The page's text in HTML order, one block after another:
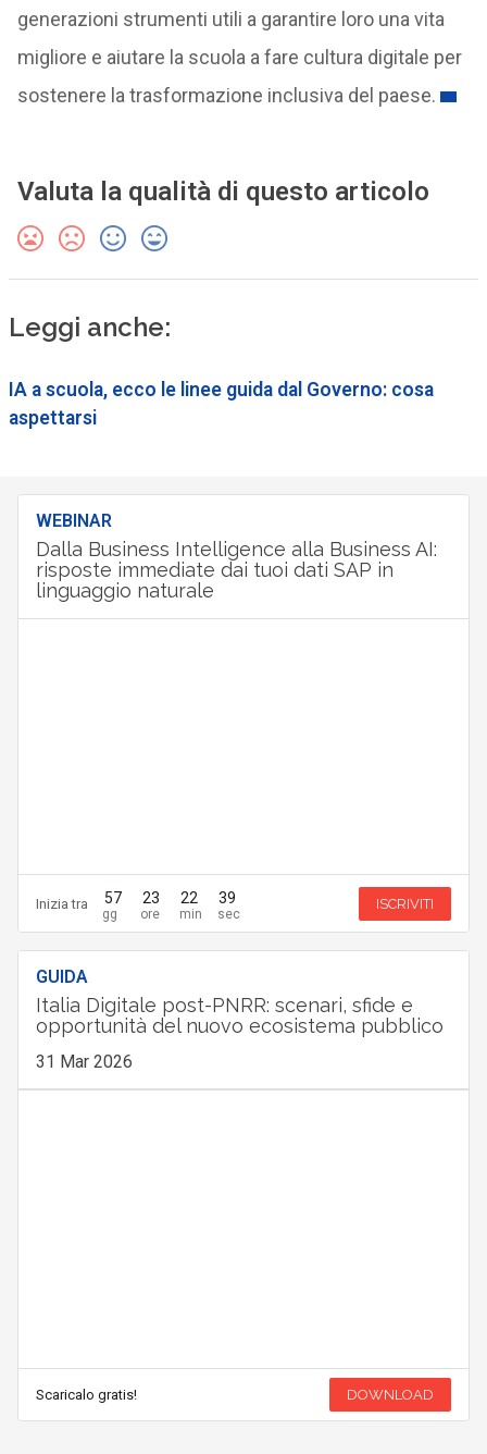
generazioni strumenti utili a garantire loro una vita
migliore e aiutare la scuola a fare cultura digitale per
sostenere la trasformazione inclusiva del paese.
Valuta la qualità di questo articolo
Leggi anche:
IA a scuola, ecco le linee guida dal Governo: cosa
aspettarsi
WEBINAR
Dalla Business Intelligence alla Business AI:
risposte immediate dai tuoi dati SAP in
linguaggio naturale
Inizia tra 57 23 22 38 ISCRIVITI
GUIDA
Italia Digitale post-PNRR: scenari, sfide e
opportunità del nuovo ecosistema pubblico
31 Mar 2026
Scaricalo gratis! DOWNLOAD